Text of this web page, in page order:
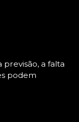
a falta
podem